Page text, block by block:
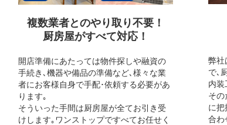
複数業者とのやり取り不要！
厨房屋がすべて対応！
開店準備にあたっては物件探しや融資の
手続き､機器や備品の準備など､様々な業
者にお客様自身で手配･依頼する必要があ
ります｡
そういった手間は厨房屋が全てお引き受
けします｡ワンストップですべてお任せく
弊社
で､
内装
その
に把
合わ